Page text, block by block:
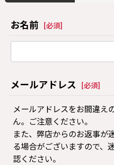
お名前 必須
メールアドレス 必須
メールアドレスをお間違え
ん。ご注意ください。
また、弊店からのお返事が
る場合がございますので、
認ください。